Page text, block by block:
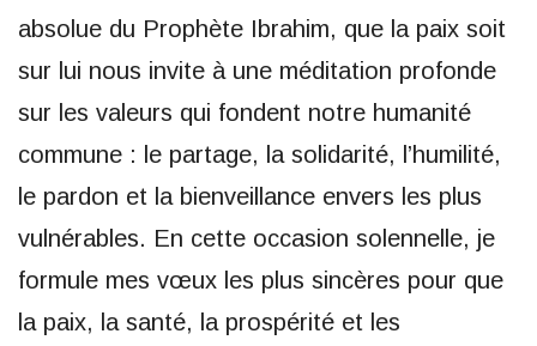
absolue du Prophète Ibrahim, que la paix soit
sur lui nous invite à une méditation profonde
sur les valeurs qui fondent notre humanité
commune : le partage, la solidarité, l’humilité,
le pardon et la bienveillance envers les plus
vulnérables. En cette occasion solennelle, je
formule mes vœux les plus sincères pour que
la paix, la santé, la prospérité et les